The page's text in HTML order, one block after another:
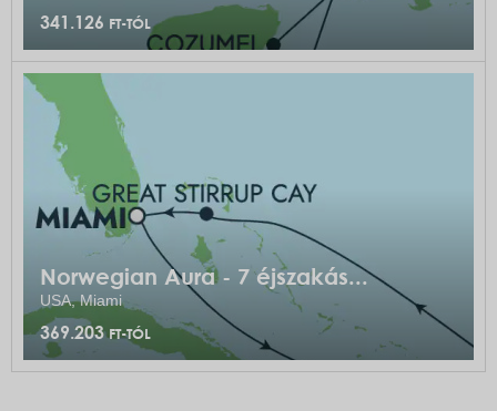
341.126 FT-TÓL
Norwegian Aura - 7 éjszakás...
USA, Miami
369.203FT-TÓL